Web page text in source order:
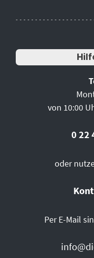
von 10:00
0 22
oder
Per E-Mail